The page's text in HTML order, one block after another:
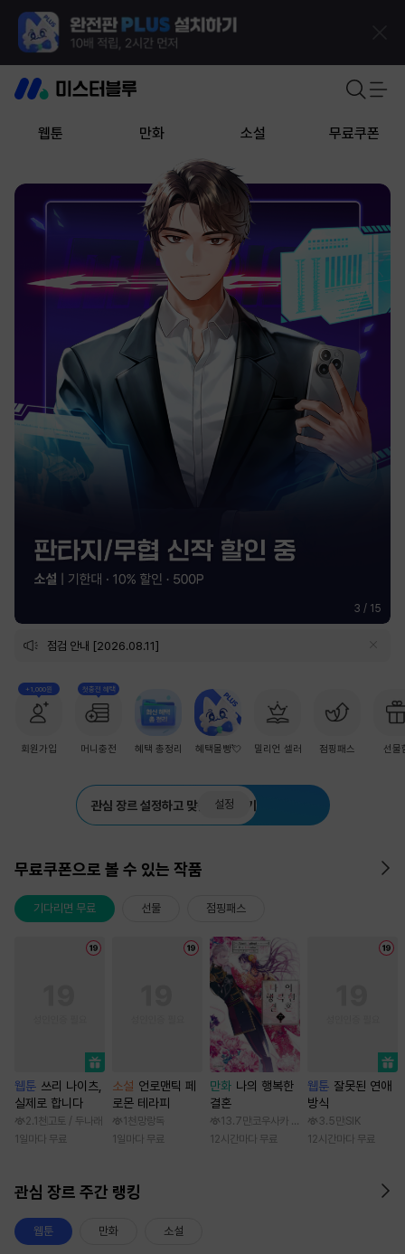
웹툰 만화 소설 무료쿠폰
3 / 15
점검 안내 [2026.08.11]
+1,000원
회원가입
첫충전 혜택
머니충전 혜택 총정리 혜택몰빵💘 밀리언 셀러 점핑패스 선물
관심 장르 설정하고 맞춤 추천 받기
설정
무료쿠폰으로 볼 수 있는 작품
기다리면 무료 선물 점핑패스
웹툰 쓰리 나이츠,
실제로 합니다
2.1천 고토 / 두나래
1일마다 무료
소설 언로맨틱 페
로몬 테라피
1천 망랑독
1일마다 무료
만화 나의 행복한
결혼
13.7만 코우사카 리토 / 아기토기 아쿠미
12시간마다 무료
웹툰 잘못된 연애
방식
3.5만 SIK
12시간마다 무료
관심 장르 주간 랭킹
웹툰 만화 소설